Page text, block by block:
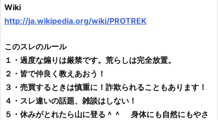
Wiki
http://ja.wikipedia.org/wiki/PROTREK
このスレのルール
１・過度な煽りは厳禁です。荒らしは完全放置。
２・皆で仲良く教えあおう！
３・売買するときは慎重に！詐欺られることもあります！
４・スレ違いの話題、雑談はしない！
５・休みがとれたら山に登る＾＾ 身体にも自然にもやさ